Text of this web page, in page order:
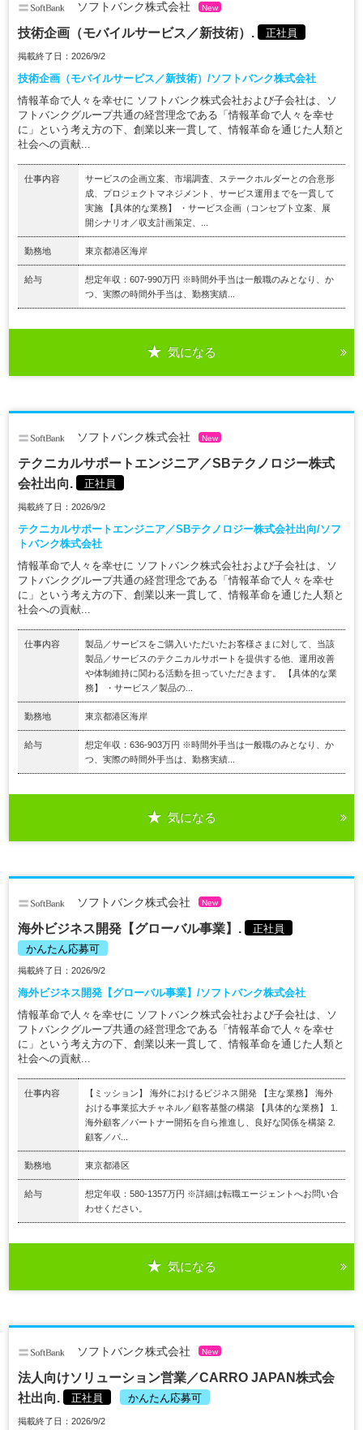
ソフトバンク株式会社 New
技術企画（モバイルサービス／新技術）. 正社員
掲載終了日：2026/9/2
技術企画（モバイルサービス／新技術）/ソフトバンク株式会社
情報革命で人々を幸せに ソフトバンク株式会社および子会社は、ソ
フトバンクグループ共通の経営理念である「情報革命で人々を幸せ
に」という考え方の下、創業以来一貫して、情報革命を通じた人類と
社会への貢献...
仕事内容
サービスの企画立案、市場調査、ステークホルダーとの合意形
成、プロジェクトマネジメント、サービス運用までを一貫して
実施 【具体的な業務】 ・サービス企画（コンセプト立案、展
開シナリオ／収支計画策定、...
勤務地 東京都港区海岸
給与
想定年収：607-990万円 ※時間外手当は一般職のみとなり、か
つ、実際の時間外手当は、勤務実績...
気になる
ソフトバンク株式会社 New
テクニカルサポートエンジニア／SBテクノロジー株式
会社出向.
正社員
掲載終了日：2026/9/2
テクニカルサポートエンジニア／SBテクノロジー株式会社出向/ソフ
トバンク株式会社
情報革命で人々を幸せに ソフトバンク株式会社および子会社は、ソ
フトバンクグループ共通の経営理念である「情報革命で人々を幸せ
に」という考え方の下、創業以来一貫して、情報革命を通じた人類と
社会への貢献...
仕事内容
製品／サービスをご購入いただいたお客様さまに対して、当該
製品／サービスのテクニカルサポートを提供する他、運用改善
や体制維持に関わる活動を担っていただきます。 【具体的な業
務】 ・サービス／製品の...
勤務地 東京都港区海岸
給与
想定年収：636-903万円 ※時間外手当は一般職のみとなり、か
つ、実際の時間外手当は、勤務実績...
気になる
ソフトバンク株式会社 New
海外ビジネス開発【グローバル事業】.
正社員
かんたん応募可
掲載終了日：2026/9/2
海外ビジネス開発【グローバル事業】/ソフトバンク株式会社
情報革命で人々を幸せに ソフトバンク株式会社および子会社は、ソ
フトバンクグループ共通の経営理念である「情報革命で人々を幸せ
に」という考え方の下、創業以来一貫して、情報革命を通じた人類と
社会への貢献...
仕事内容
【ミッション】 海外におけるビジネス開発 【主な業務】 海外
おける事業拡大チャネル／顧客基盤の構築 【具体的な業務】 1.
海外顧客／パートナー開拓を自ら推進し、良好な関係を構築 2.
顧客／パ...
勤務地 東京都港区
給与
想定年収：580-1357万円 ※詳細は転職エージェントへお問い合
わせください。
気になる
ソフトバンク株式会社 New
法人向けソリューション営業／CARRO JAPAN株式会
社出向.
正社員 かんたん応募可
掲載終了日：2026/9/2